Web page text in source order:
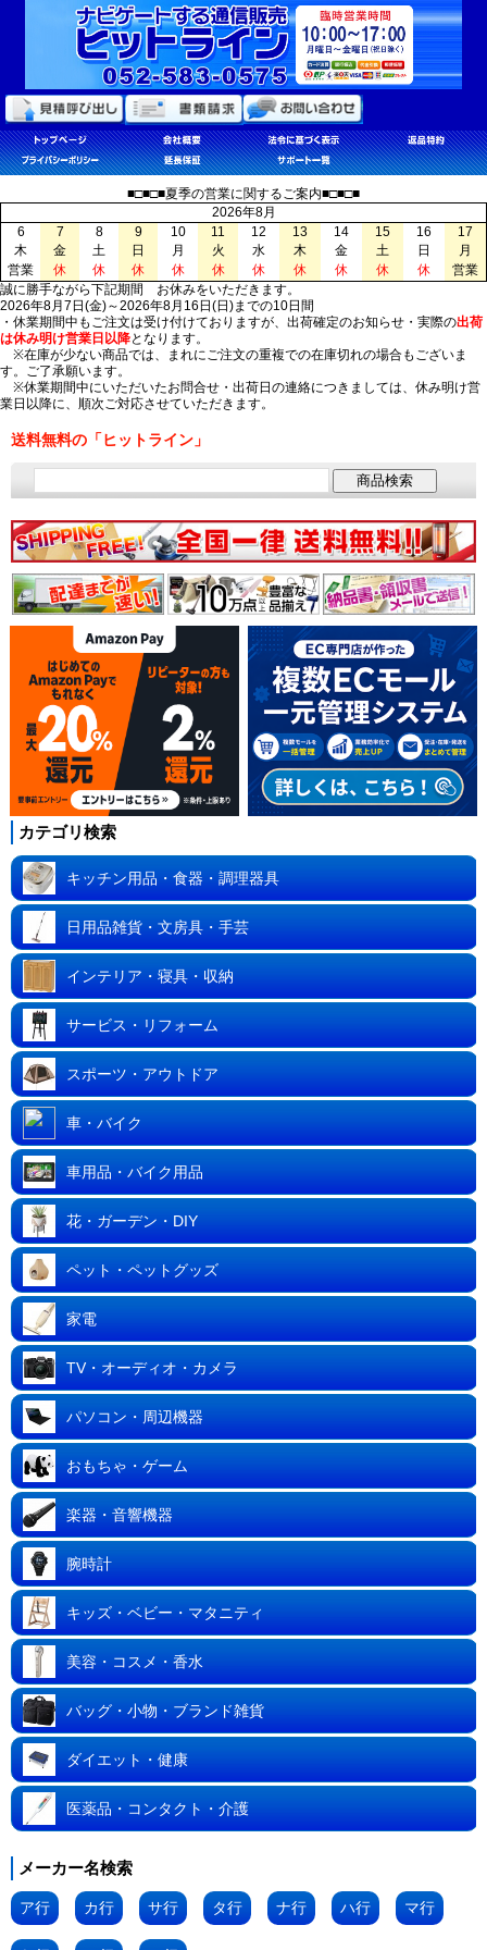
■□■□■夏季の営業に関するご案内■□■□■
2026年8月
6
7 8 9 10 11 12 13 14 15 16
17
木
金 土 日 月 火 水 木 金 土 日
月
営業
休 休 休 休 休 休 休 休 休 休
営業
誠に勝手ながら下記期間 お休みをいただきます。
2026年8月7日(金)～2026年8月16日(日)までの10日間
・休業期間中もご注文は受け付けておりますが、出荷確定のお知らせ・実際の出荷
は休み明け営業日以降となります。
※在庫が少ない商品では、まれにご注文の重複での在庫切れの場合もございま
す。ご了承願います。
※休業期間中にいただいたお問合せ・出荷日の連絡につきましては、休み明け営
業日以降に、順次ご対応させていただきます。
送料無料の「ヒットライン」
カテゴリ検索
キッチン用品・食器・調理器具
日用品雑貨・文房具・手芸
インテリア・寝具・収納
サービス・リフォーム
スポーツ・アウトドア
車・バイク
車用品・バイク用品
花・ガーデン・DIY
ペット・ペットグッズ
家電
TV・オーディオ・カメラ
パソコン・周辺機器
おもちゃ・ゲーム
楽器・音響機器
腕時計
キッズ・ベビー・マタニティ
美容・コスメ・香水
バッグ・小物・ブランド雑貨
ダイエット・健康
医薬品・コンタクト・介護
メーカー名検索
ア行 カ行 サ行 タ行 ナ行 ハ行 マ行